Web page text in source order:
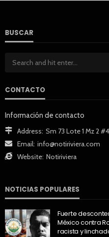
BUSCAR
CONTACTO
Información de contacto
Address: Sm 73 Lote 1 Mz 2
Email: info@notiriviera.com
Website: Notiriviera
NOTICIAS POPULARES
Fuerte
México contra
racista y